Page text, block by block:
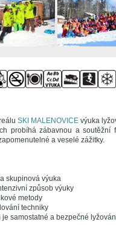
SKI MALENOVICE výuka
probíhá zábavnou a soutěžní
a veselé zážitky.
skupinová výuka
způsob výuky
metody
techniky
je samostatné a bezpečné